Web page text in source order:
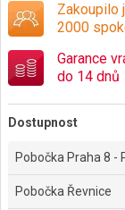
Zakoupilo
2000
Garance
do 14 dnů
Dostupnost
Pobočka Praha 8 -
Pobočka Řevnice